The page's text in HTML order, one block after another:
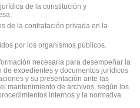
de la constitución y
de la contratación privada en la
por los organismos públicos.
necesaria para desempeñar la
expedientes y documentos jurídicos
y su presentación ante las
mantenimiento de archivos, según los
internos y la normativa